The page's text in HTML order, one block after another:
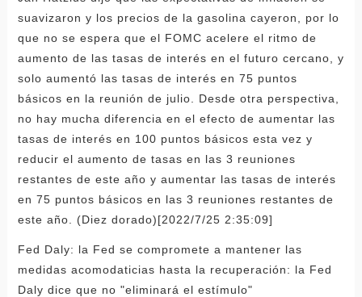
suavizaron y los precios de la gasolina cayeron, por lo
que no se espera que el FOMC acelere el ritmo de
aumento de las tasas de interés en el futuro cercano, y
solo aumentó las tasas de interés en 75 puntos
básicos en la reunión de julio. Desde otra perspectiva,
no hay mucha diferencia en el efecto de aumentar las
tasas de interés en 100 puntos básicos esta vez y
reducir el aumento de tasas en las 3 reuniones
restantes de este año y aumentar las tasas de interés
en 75 puntos básicos en las 3 reuniones restantes de
este año. (Diez dorado)[2022/7/25 2:35:09]
Fed Daly: la Fed se compromete a mantener las
medidas acomodaticias hasta la recuperación: la Fed
Daly dice que no "eliminará el estímulo"